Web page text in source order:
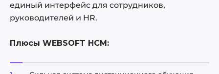
единый интерфейс для сотрудников,
руководителей и HR.
Плюсы WEBSOFT HCM: